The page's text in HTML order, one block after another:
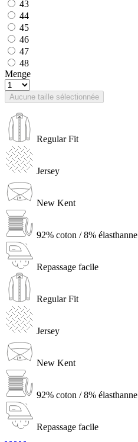
43
44
45
46
47
48
Menge
Aucune taille sélectionnée
Regular Fit
Jersey
New Kent
92% coton / 8% élasthanne
Repassage facile
Regular Fit
Jersey
New Kent
92% coton / 8% élasthanne
Repassage facile